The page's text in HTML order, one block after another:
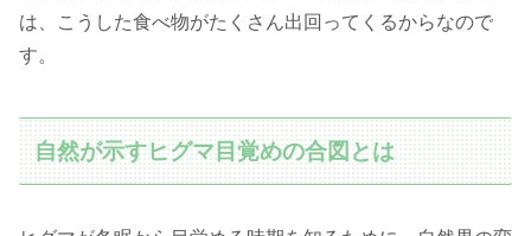
は、こうした食べ物がたくさん出回ってくるからなので
す。
自然が示すヒグマ目覚めの合図とは